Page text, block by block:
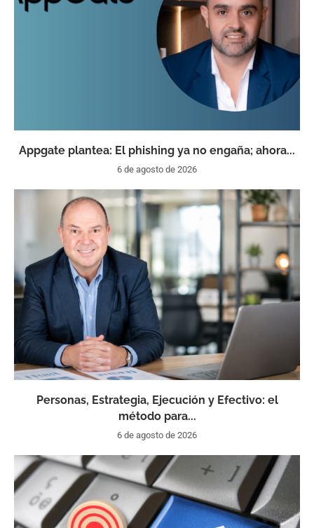
Appgate plantea: El phishing ya no engaña; ahora...
6 de agosto de 2026
Personas, Estrategia, Ejecución y Efectivo: el
método para...
6 de agosto de 2026